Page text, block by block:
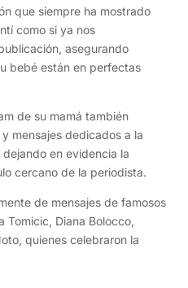
que siempre ha mostrado
como si ya nos
asegurando
bebé están en perfectas
de su mamá también
mensajes dedicados a la
en evidencia la
cercano de la periodista.
de mensajes de famosos
Tomicic, Diana Bolocco,
quienes celebraron la